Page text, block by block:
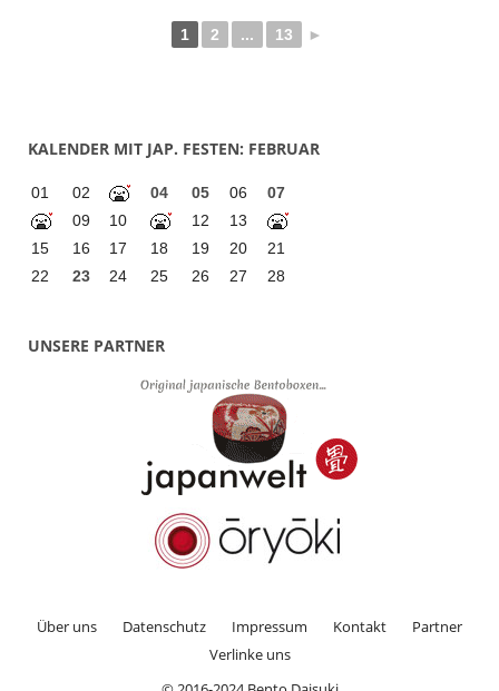
1 2 ... 13 ►
KALENDER MIT JAP. FESTEN: FEBRUAR
01 02 04 05 06
07
09
10 12
13
15
16 17 18 19 20
21
22
23 24 25 26 27 28
UNSERE PARTNER
Über uns Datenschutz Impressum Kontakt
Partner
Verlinke uns